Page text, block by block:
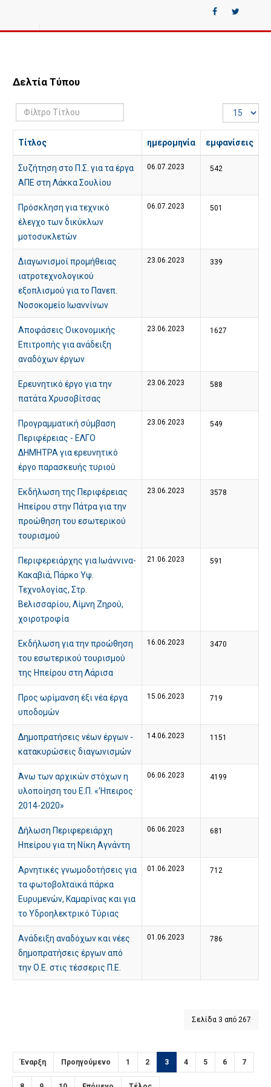
Δελτία Τύπου
Φίλτρο
Εμφάνιση
#
Τίτλος
ημερομηνία εμφανίσεις
Συζήτηση στο Π.Σ. για τα έργα
ΑΠΕ στη Λάκκα Σουλίου
06.07.2023 542
Πρόσκληση για τεχνικό
έλεγχο των δικύκλων
μοτοσυκλετών
06.07.2023 501
Διαγωνισμοί προμήθειας
ιατροτεχνολογικού
εξοπλισμού για το Πανεπ.
Νοσοκομείο Ιωαννίνων
23.06.2023 339
Αποφάσεις Οικονομικής
Επιτροπής για ανάδειξη
αναδόχων έργων
23.06.2023 1627
Ερευνητικό έργο για την
πατάτα Χρυσοβίτσας
23.06.2023 588
Προγραμματική σύμβαση
Περιφέρειας - ΕΛΓΟ
ΔΗΜΗΤΡΑ για ερευνητικό
έργο παρασκευής τυριού
23.06.2023 549
Εκδήλωση της Περιφέρειας
Ηπείρου στην Πάτρα για την
προώθηση του εσωτερικού
τουρισμού
23.06.2023 3578
Περιφερειάρχης για Ιωάννινα-
Κακαβιά, Πάρκο Υψ.
Τεχνολογίας, Στρ.
Βελισσαρίου, Λίμνη Ζηρού,
χοιροτροφία
21.06.2023 591
Εκδήλωση για την προώθηση
του εσωτερικού τουρισμού
της Ηπείρου στη Λάρισα
16.06.2023 3470
Προς ωρίμανση έξι νέα έργα
υποδομών
15.06.2023 719
Δημοπρατήσεις νέων έργων -
κατακυρώσεις διαγωνισμών
14.06.2023 1151
Άνω των αρχικών στόχων η
υλοποίηση του Ε.Π. «’Ηπειρος
2014-2020»
06.06.2023 4199
Δήλωση Περιφερειάρχη
Ηπείρου για τη Νίκη Αγνάντη
06.06.2023 681
Αρνητικές γνωμοδοτήσεις για
τα φωτοβολταϊκά πάρκα
Ευρυμενών, Καμαρίνας και για
το Υδροηλεκτρικό Τύριας
01.06.2023 712
Ανάδειξη αναδόχων και νέες
δημοπρατήσεις έργων από
την Ο.Ε. στις τέσσερις Π.Ε.
01.06.2023 786
Σελίδα 3 από 267
Έναρξη Προηγούμενο 1 2 3 4 5 6 7